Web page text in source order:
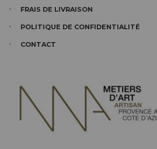
FRAIS DE LIVRAISON
POLITIQUE DE CONFIDENTIALITÉ
CONTACT